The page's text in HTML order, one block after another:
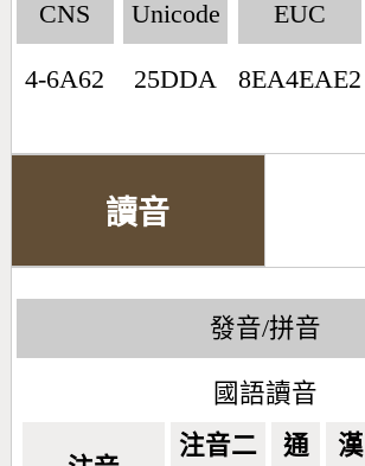
CNS
4-6A62
Unicode
25DDA
EUC
8EA4EAE2
讀音
發音/拼音
國語讀音
注音二 通 漢